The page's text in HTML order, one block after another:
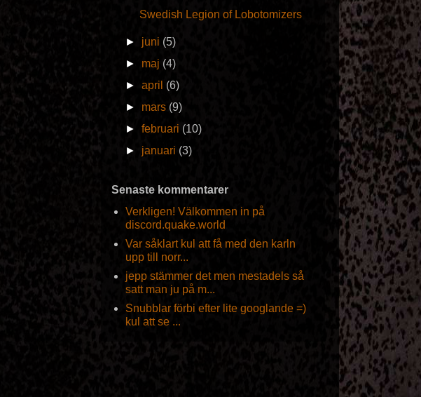
Swedish Legion of Lobotomizers
► juni (5)
► maj (4)
►april (6)
► mars (9)
►februari (10)
► januari (3)
Senaste kommentarer
Verkligen! Välkommen in på
discord.quake.world
Var såklart kul att få med den karln
upp till norr...
jepp stämmer det men mestadels så
satt man ju på m...
Snubblar förbi efter lite googlande =)
kul att se ...